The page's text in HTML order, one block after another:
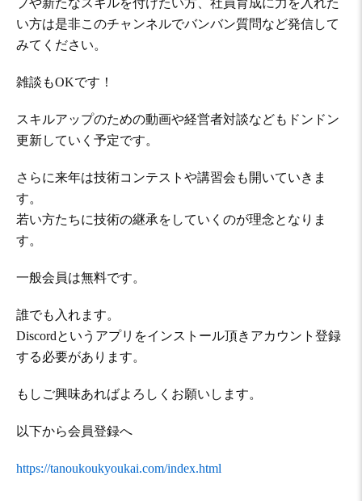
プや新たなスキルを付けたい方、社員育成に力を入れた
い方は是非このチャンネルでバンバン質問など発信して
みてください。
雑談もOKです！
スキルアップのための動画や経営者対談などもドンドン
更新していく予定です。
さらに来年は技術コンテストや講習会も開いていきま
す。
若い方たちに技術の継承をしていくのが理念となりま
す。
一般会員は無料です。
誰でも入れます。
Discordというアプリをインストール頂きアカウント登録
する必要があります。
もしご興味あればよろしくお願いします。
以下から会員登録へ
https://tanoukoukyoukai.com/index.html